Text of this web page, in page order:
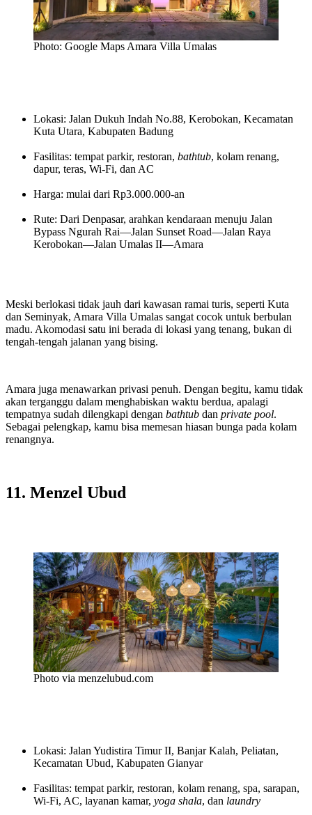
Photo: Google Maps Amara Villa Umalas
Lokasi: Jalan Dukuh Indah No.88, Kerobokan, Kecamatan
Kuta Utara, Kabupaten Badung
Fasilitas: tempat parkir, restoran, bathtub, kolam renang,
dapur, teras, Wi-Fi, dan AC
Harga: mulai dari Rp3.000.000-an
Rute: Dari Denpasar, arahkan kendaraan menuju Jalan
Bypass Ngurah Rai—Jalan Sunset Road—Jalan Raya
Kerobokan—Jalan Umalas II—Amara
Meski berlokasi tidak jauh dari kawasan ramai turis, seperti Kuta
dan Seminyak, Amara Villa Umalas sangat cocok untuk berbulan
madu. Akomodasi satu ini berada di lokasi yang tenang, bukan di
tengah-tengah jalanan yang bising.
Amara juga menawarkan privasi penuh. Dengan begitu, kamu tidak
akan terganggu dalam menghabiskan waktu berdua, apalagi
tempatnya sudah dilengkapi dengan bathtub dan private pool.
Sebagai pelengkap, kamu bisa memesan hiasan bunga pada kolam
renangnya.
11. Menzel Ubud
Photo via menzelubud.com
Lokasi: Jalan Yudistira Timur II, Banjar Kalah, Peliatan,
Kecamatan Ubud, Kabupaten Gianyar
Fasilitas: tempat parkir, restoran, kolam renang, spa, sarapan,
Wi-Fi, AC, layanan kamar, yoga shala, dan laundry